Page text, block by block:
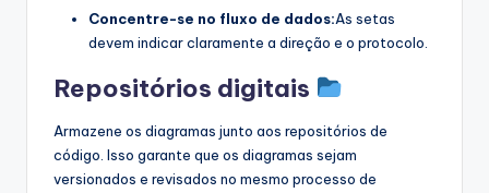
Concentre-se no fluxo de dados:As setas
devem indicar claramente a direção e o protocolo.
Repositórios digitais
Armazene os diagramas junto aos repositórios de
código. Isso garante que os diagramas sejam
versionados e revisados no mesmo processo de